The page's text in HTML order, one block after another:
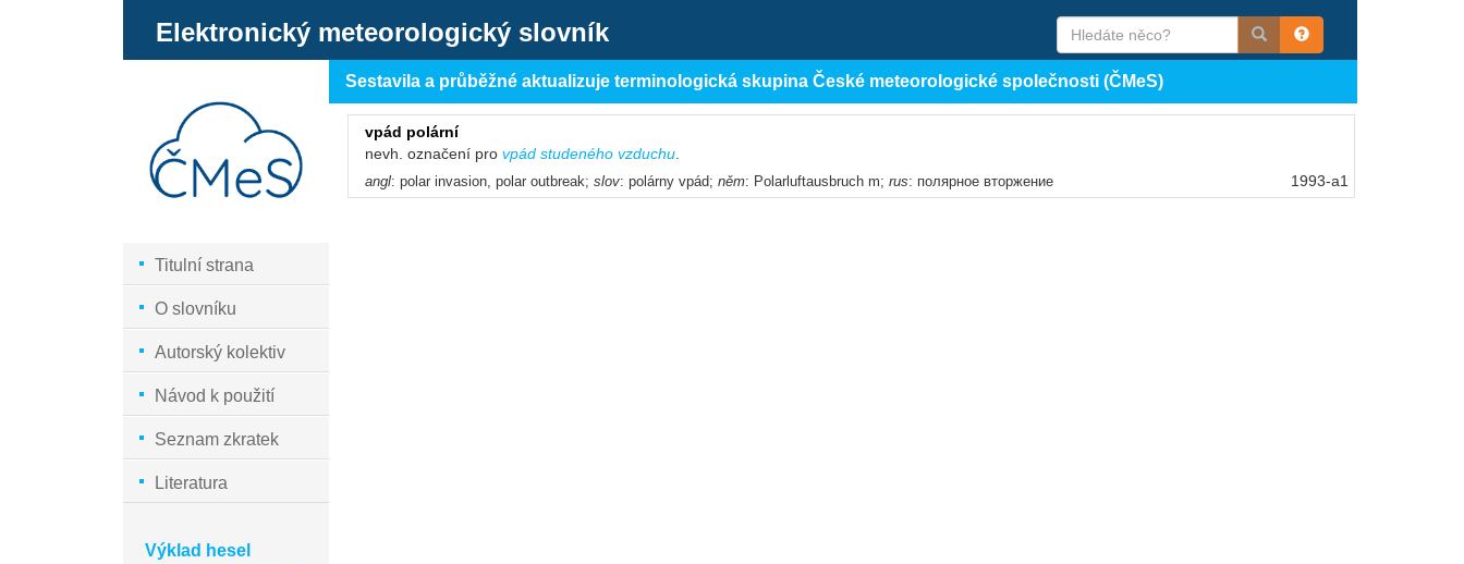
Elektronický meteorologický slovník
Titulní strana
O slovníku
Autorský kolektiv
Návod k použití
Seznam zkratek
Literatura
Výklad hesel
Sestavila a průběžné aktualizuje terminologická skupina České meteorologické společnosti (ČMeS)
vpád polární
nevh. označení pro vpád studeného vzduchu
angl: polar invasion, polar outbreak; slov: polárny vpád; něm: Polarluftausbruch m; rus: полярное вторжение 1993-a1